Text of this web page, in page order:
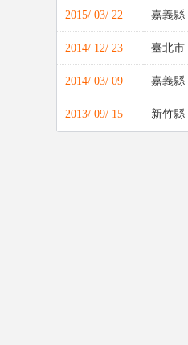
2015/ 03/ 22 嘉義縣
2014/ 12/ 23 臺北市
2014/ 03/ 09 嘉義縣
2013/ 09/ 15 新竹縣